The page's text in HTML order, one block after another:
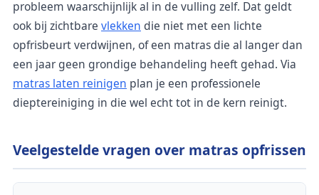
probleem waarschijnlijk al in de vulling zelf. Dat geldt
ook bij zichtbare vlekken die niet met een lichte
opfrisbeurt verdwijnen, of een matras die al langer dan
een jaar geen grondige behandeling heeft gehad. Via
matras laten reinigen plan je een professionele
dieptereiniging in die wel echt tot in de kern reinigt.
Veelgestelde vragen over matras opfrissen